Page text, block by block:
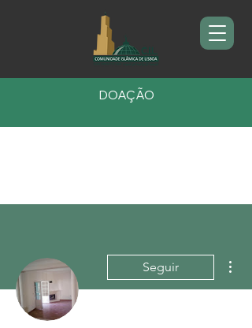
DOAÇÃO
Seguir